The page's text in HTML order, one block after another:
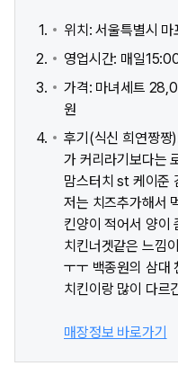
위치: 서울특별시
영업시간: 매일
가격: 마녀세트
원
후기(식신 희연짱짱
가 커리라기보다는
맘스터치 st 케이준
저는 치즈추가해서
킨양이 적어서 양이
치킨너겟같은 느낌
ㅜㅜ 백종원의 삼대
치킨이랑 많이 다르
매장정보 바로가기